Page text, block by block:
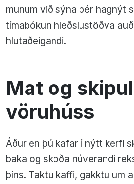
munum við sýna þér hagnýt
tímabókun hleðslustöðva
hlutaðeigandi.
Mat og
vöruhúss
Áður en þú kafar í nýtt kerfi
baka og skoða núverandi
þíns. Taktu kaffi, gakktu um